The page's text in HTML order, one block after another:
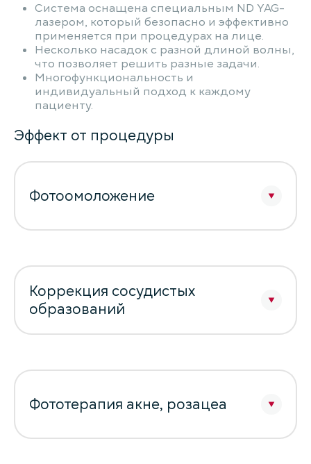
Система оснащена специальным ND YAG-
лазером, который безопасно и эффективно
применяется при процедурах на лице.
Несколько насадок с разной длиной волны,
что позволяет решить разные задачи.
Многофункциональность и
индивидуальный подход к каждому
пациенту.
Эффект от процедуры
Фотоомоложение
Коррекция сосудистых
образований
Фототерапия акне, розацеа